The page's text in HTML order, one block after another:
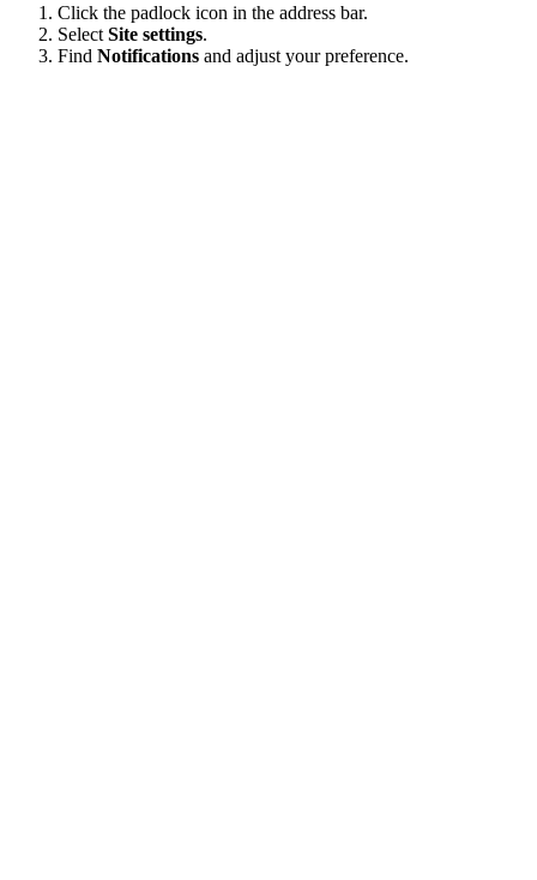
Click the padlock icon in the address bar.
Select Site settings.
Find Notifications and adjust your preference.